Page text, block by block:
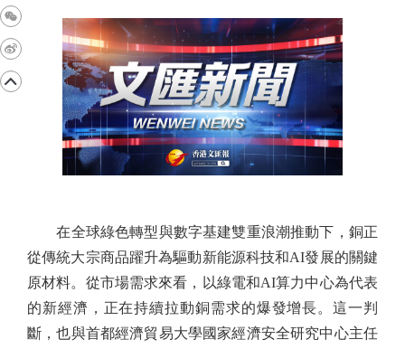
在全球綠色轉型與數字基建雙重浪潮推動下，銅正
從傳統大宗商品躍升為驅動新能源科技和AI發展的關鍵
原材料。從市場需求來看，以綠電和AI算力中心為代表
的新經濟，正在持續拉動銅需求的爆發增長。這一判
斷，也與首都經濟貿易大學國家經濟安全研究中心主任